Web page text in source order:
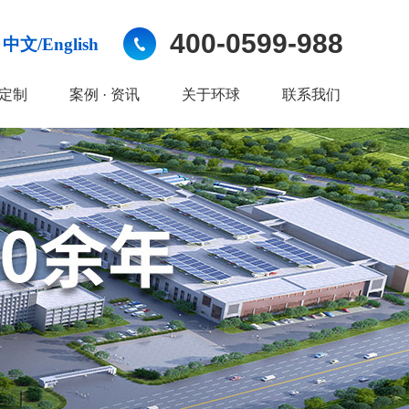
中文/English 400-0599-988
制 案例 · 资讯 关于环球 联系我们